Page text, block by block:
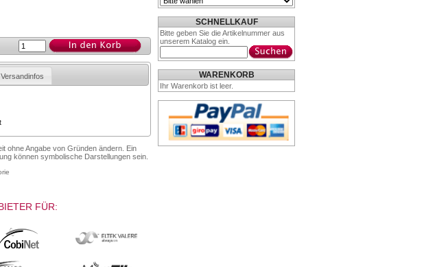
Versandinfos
ohne Angabe von Gründen ändern. Ein
können symbolische Darstellungen sein.
FÜR:
SCHNELLKAUF
Bitte geben Sie die Artikelnummer aus
unserem Katalog ein.
WARENKORB
Ihr Warenkorb ist leer.